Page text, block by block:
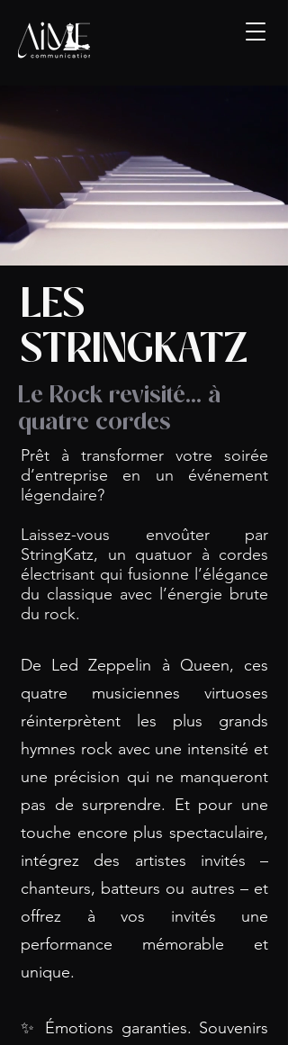
LES
STRINGKATZ
Le Rock revisité... à
quatre cordes
Prêt à transformer votre soirée
d’entreprise en un événement
légendaire?
Laissez-vous envoûter par
StringKatz, un quatuor à cordes
électrisant qui fusionne l’élégance
du classique avec l’énergie brute
du rock.
De Led Zeppelin à Queen, ces
quatre musiciennes virtuoses
réinterprètent les plus grands
hymnes rock avec une intensité et
une précision qui ne manqueront
pas de surprendre. Et pour une
touche encore plus spectaculaire,
intégrez des artistes invités –
chanteurs, batteurs ou autres – et
offrez à vos invités une
performance mémorable et
unique.
✨ Émotions garanties. Souvenirs